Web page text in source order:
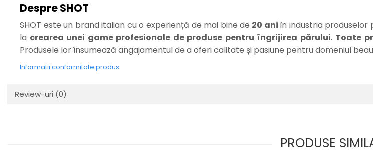
Despre SHOT
SHOT este un brand italian cu o experiență de mai bine de 20 aniîn industria produselor
la crearea unei game profesionale de produse pentru îngrijirea părului. Toate
Produsele lor însumează angajamentul de a oferi calitate și pasiune pentru domeniul
Informatii conformitate produs
Review-uri (0)
PRODUSE